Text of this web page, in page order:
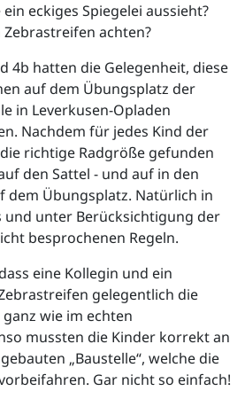
eckiges Spiegelei aussieht?
achten?
4b hatten die Gelegenheit, diese
auf dem Übungsplatz der
in Leverkusen-Opladen
Nachdem für jedes Kind der
richtige Radgröße gefunden
den Sattel - und auf in den
dem Übungsplatz. Natürlich in
unter Berücksichtigung der
besprochenen Regeln.
eine Kollegin und ein
gelegentlich die
wie im echten
mussten die Kinder korrekt an
„Baustelle“, welche die
Gar nicht so einfach!